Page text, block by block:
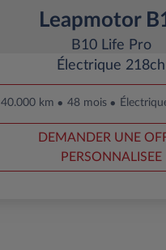
Leapmotor
B10 Life Pro
Électrique 218ch
40.000 km 48 mois
DEMANDER UNE
PERSONNALISEE